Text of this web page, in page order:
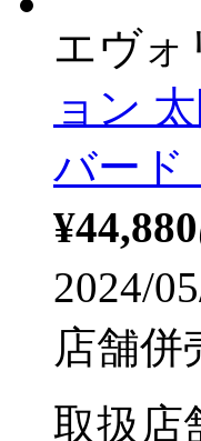
エヴォ
ョン
バード
¥44,880
2024/
店舗併
取扱店